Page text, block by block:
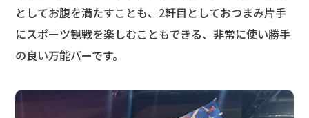
としてお腹を満たすことも、2軒目としておつまみ片手
にスポーツ観戦を楽しむこともできる、非常に使い勝手
の良い万能バーです。